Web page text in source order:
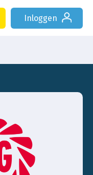
Inloggen